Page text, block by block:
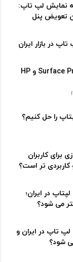
نمایش لپ تاپ:
تعویض پنل
در بازار ایران
مقایسه Surface Pro 8 و HP
را حل کنیم؟
برای کاربران
کاربردی تر است؟
در ایران؛
می شود؟
تاپ در ایران و
شود؟